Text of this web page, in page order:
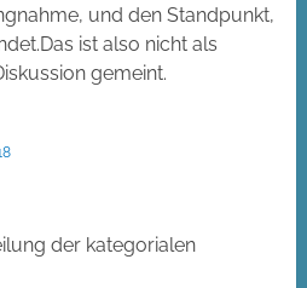
und den Standpunkt,
ist also nicht als
gemeint.
der kategorialen